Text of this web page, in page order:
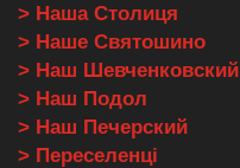
> Наша Столиця
> Наше Святошино
> Наш Шевченковский
> Наш Подол
> Наш Печерский
> Переселенці